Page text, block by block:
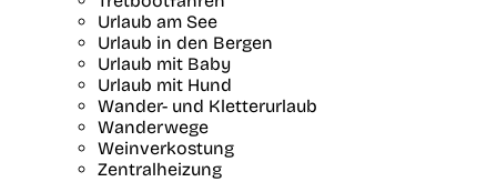
Urlaub am See
Urlaub in den Bergen
Urlaub mit Baby
Urlaub mit Hund
Wander- und Kletterurlaub
Wanderwege
Weinverkostung
Zentralheizung